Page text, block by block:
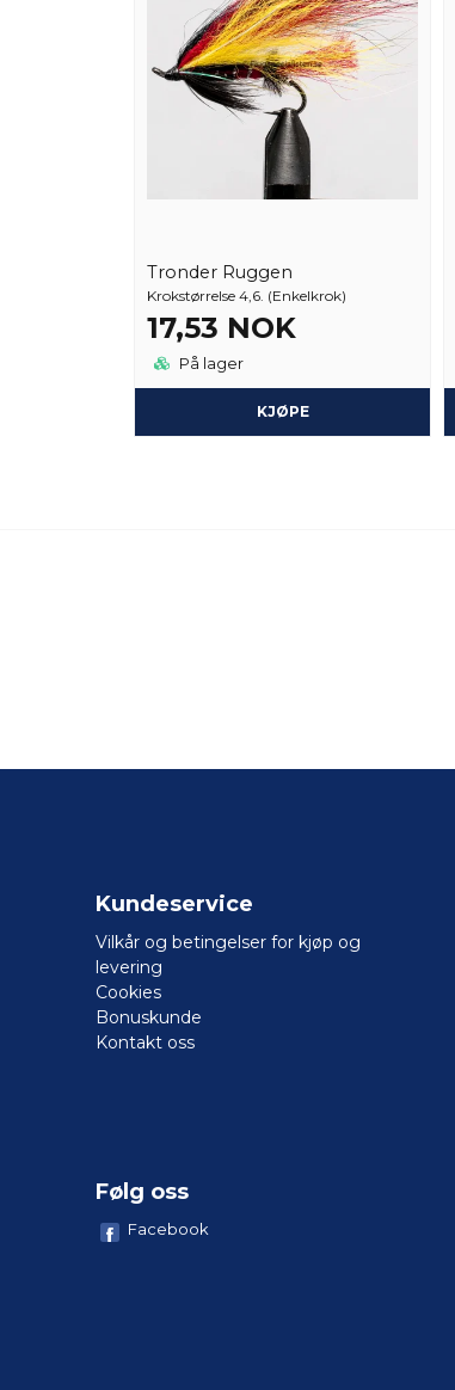
Tronder Ruggen
Krokstørrelse 4,6. (Enkelkrok)
17,53 NOK
På lager
KJØPE
Kundeservice
Vilkår og betingelser for kjøp og
levering
Cookies
Bonuskunde
Kontakt oss
Følg oss
Facebook